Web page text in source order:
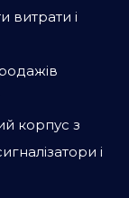
витрати і
корпус з
і